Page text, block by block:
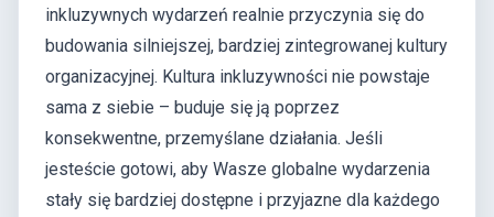
inkluzywnych wydarzeń realnie przyczynia się do
budowania silniejszej, bardziej zintegrowanej kultury
organizacyjnej. Kultura inkluzywności nie powstaje
sama z siebie – buduje się ją poprzez
konsekwentne, przemyślane działania. Jeśli
jesteście gotowi, aby Wasze globalne wydarzenia
stały się bardziej dostępne i przyjazne dla każdego